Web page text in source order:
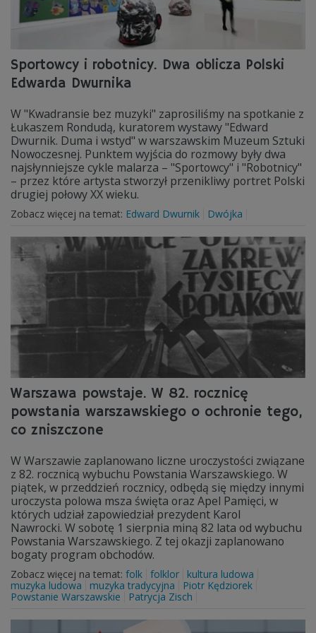
Sportowcy i robotnicy. Dwa oblicza Polski
Edwarda Dwurnika
W "Kwadransie bez muzyki" zaprosiliśmy na spotkanie z
Łukaszem Rondudą, kuratorem wystawy "Edward
Dwurnik. Duma i wstyd" w warszawskim Muzeum Sztuki
Nowoczesnej. Punktem wyjścia do rozmowy były dwa
najsłynniejsze cykle malarza – "Sportowcy" i "Robotnicy"
– przez które artysta stworzył przenikliwy portret Polski
drugiej połowy XX wieku.
Zobacz więcej na temat: Edward Dwurnik Dwójka
Warszawa powstaje. W 82. rocznicę
powstania warszawskiego o ochronie tego,
co zniszczone
W Warszawie zaplanowano liczne uroczystości związane
z 82. rocznicą wybuchu Powstania Warszawskiego. W
piątek, w przeddzień rocznicy, odbędą się między innymi
uroczysta polowa msza święta oraz Apel Pamięci, w
których udział zapowiedział prezydent Karol
Nawrocki. W sobotę 1 sierpnia miną 82 lata od wybuchu
Powstania Warszawskiego. Z tej okazji zaplanowano
bogaty program obchodów.
Zobacz więcej na temat: folk folklor
kultura ludowa
muzyka ludowa
muzyka tradycyjna
Piotr Kędziorek
Powstanie Warszawskie
Patrycja Zisch